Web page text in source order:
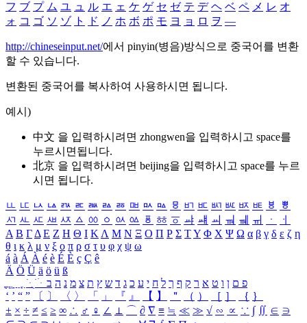
フ ブ プ ム ユ ュ ル エ ェ ケ ゲ セ ゼ テ デ ヘ ベ ペ メ レ オ
ォ コ ゴ ソ ゾ ト ド ノ ホ ボ ポ モ ヨ ョ ロ ヲ ―
http://chineseinput.net/에서 pinyin(병음)방식으로 중국어를 변환
할 수 있습니다.
변환된 중국어를 복사하여 사용하시면 됩니다.
예시)
中文 을 입력하시려면 zhongwen을 입력하시고 space를
누르시면됩니다.
北京 을 입력하시려면 beijing을 입력하시고 space를 누르
시면 됩니다.
ㅥ ㅦ ㅧ ㅨ ㅩ ㅪ ㅫ ㅬ ㅭ ㅮ ㅯ ㅰ ㅱ ㅲ ㅳ ㅴ ㅵ ㅶ ㅷ ㅸ
ㅹ
ㅺ ㅻ ㅼ ㅽ ㅾ ㅿ ㆀ ㆁ ㆂ ㆃ ㆄ ㆅ ㆆ ㆇ ㆈ ㆉ ㆊ ㆋ ㆌ ㆍ
ㆎ
Α Β ΓΔ Ε Ζ Η Θ Ι ΚΛ Μ Ν Ξ Ο Π Ρ Σ ΤΥ Φ Χ Ψ Ω α β γ δ ε ζ η
θ ι κ λ μ ν ξ ο π ρ σ τ υ φ χ ψ ω
á à Á À é è É È ç Ç ê
Ä Ö Ü ä ö ü ß
ִֶֹ ֻּ ׁׂ פ ם ן ו ט א ר ק ף ך ל ח י ע כ ג ד ש ץ ת צ מ נ ה ב
‘ ’ “ ” 〔 〕 〈 〉 「 」 『 』 【 】 ＂ （ ） ［ ］ ｛ ｝
± × ÷ ≠ ≤ ≥ ∞ ∴ ♂ ♀ ∠ ⊥ ⌒ ∂ ∇ ≡ ≒ ≪ ≫ √ ∽ ∝ ∵ ∫ ∬ ∈ ∋